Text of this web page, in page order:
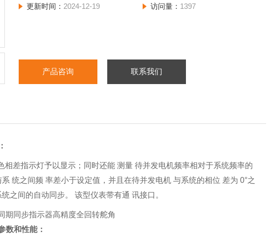
更新时间： 2024-12-19 访问量： 1397
产品咨询 联系我们
差指示灯予以显示；同时还能 测量 待并发电机频率相对于系统频率的
统之间频 率差小于设定值，并且在待并发电机 与系统的相位 差为 0°之
之间的自动同步。 该型仪表带有通 讯接口。
数和性能：